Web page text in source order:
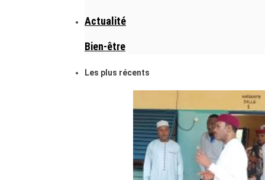
Actualité
Bien-être
Les plus récents